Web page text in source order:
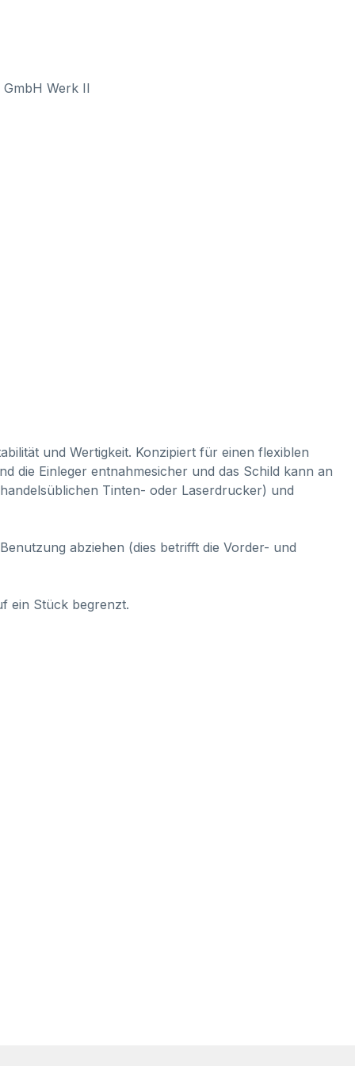
Werk II
und Wertigkeit. Konzipiert für einen flexiblen
die Einleger entnahmesicher und das Schild kann an
Tinten- oder Laserdrucker) und
abziehen (dies betrifft die Vorder- und
ein Stück begrenzt.